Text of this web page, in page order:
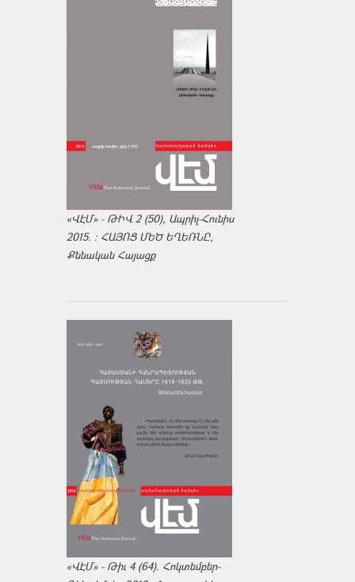
«ՎԷՄ» - ԹԻՎ 2 (50), Ապրիլ-Հունիս
2015. : ՀԱՅՈՑ ՄԵԾ ԵՂԵՌՆԸ,
Քննական Հայացք
«ՎԷՄ» - Թիւ 4 (64). Հոկտեմբեր-